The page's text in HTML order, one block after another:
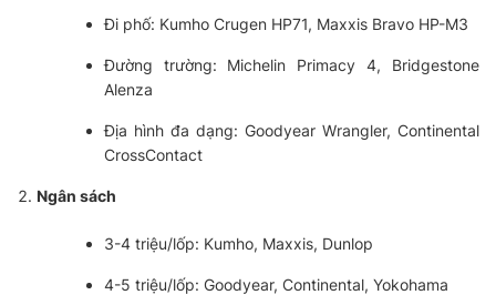
Đi phố: Kumho Crugen HP71, Maxxis Bravo HP-M3
Đường trường: Michelin Primacy 4, Bridgestone
Alenza
Địa hình đa dạng: Goodyear Wrangler, Continental
CrossContact
Ngân sách
3-4 triệu/lốp: Kumho, Maxxis, Dunlop
4-5 triệu/lốp: Goodyear, Continental, Yokohama